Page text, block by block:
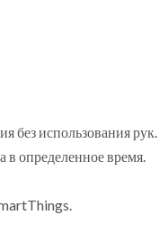
без использования рук.
в определенное время.